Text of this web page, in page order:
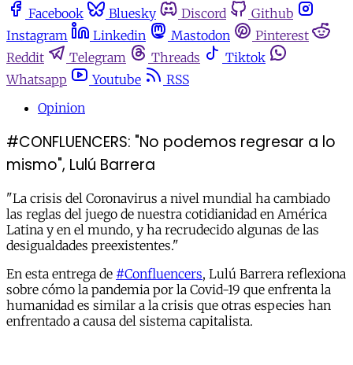
Facebook
Bluesky Discord
Github
Instagram
Linkedin Mastodon
Pinterest
Reddit
Telegram Threads
Tiktok
Whatsapp
Youtube
RSS
Opinion
#CONFLUENCERS: "No podemos regresar a lo
mismo", Lulú Barrera
"La crisis del Coronavirus a nivel mundial ha cambiado
las reglas del juego de nuestra cotidianidad en América
Latina y en el mundo, y ha recrudecido algunas de las
desigualdades preexistentes."
En esta entrega de #Confluencers, Lulú Barrera reflexiona
sobre cómo la pandemia por la Covid-19 que enfrenta la
humanidad es similar a la crisis que otras especies han
enfrentado a causa del sistema capitalista.